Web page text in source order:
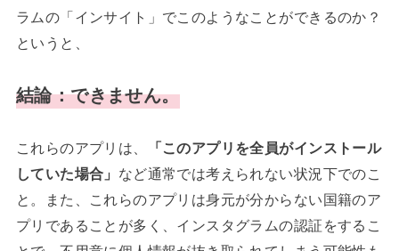
ラムの「インサイト」でこのようなことができるのか？
というと、
結論：できません。
これらのアプリは、
「このアプリを全員がインストール
していた場合」 など通常では考えられない状況下でのこ
と。また、これらのアプリは身元が分からない国籍のア
プリであることが多く、インスタグラムの認証をするこ